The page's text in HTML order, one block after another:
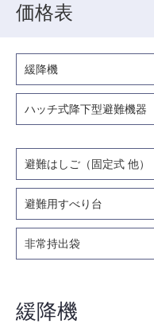
価格表
緩降機
ハッチ式降下型避難機器
避難はしご（固定式 他）
避難用すべり台
非常持出袋
緩降機